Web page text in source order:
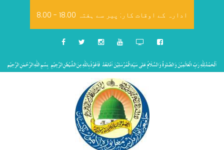
8.00 - 18.00 ادارہ کے اوقات کار: پیر سے ہفتہ